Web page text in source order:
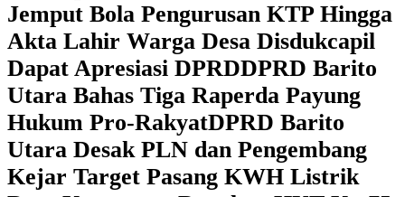
Jemput Bola Pengurusan KTP Hingga
Akta Lahir Warga Desa Disdukcapil
Dapat Apresiasi DPRDDPRD Barito
Utara Bahas Tiga Raperda Payung
Hukum Pro-RakyatDPRD Barito
Utara Desak PLN dan Pengembang
Kejar Target Pasang KWH Listrik